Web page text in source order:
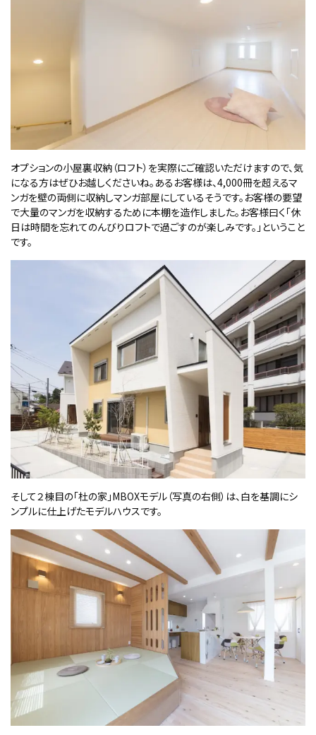
オプションの小屋裏収納（ロフト）を実際にご確認いただけますので、気
になる方はぜひお越しくださいね。あるお客様は、4,000冊を超えるマ
ンガを壁の両側に収納しマンガ部屋にしているそうです。お客様の要望
で大量のマンガを収納するために本棚を造作しました。お客様曰く「休
日は時間を忘れてのんびりロフトで過ごすのが楽しみです。」ということ
です。
そして２棟目の「杜の家」MBOXモデル（写真の右側）は、白を基調にシ
ンプルに仕上げたモデルハウスです。